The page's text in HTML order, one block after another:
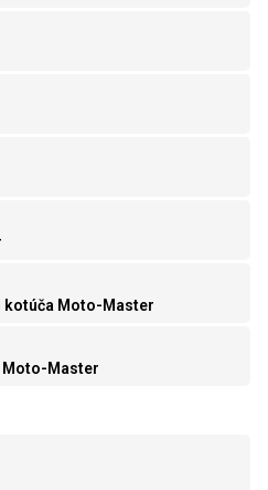
kotúča Moto-Master
Moto-Master